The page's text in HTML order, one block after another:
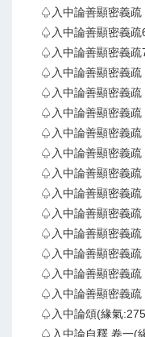
♤入中論善顯密義疏
♤入中論善顯密義疏
♤入中論善顯密義疏
♤入中論善顯密義
♤入中論善顯密義
♤入中論善顯密義
♤入中論善顯密義
♤入中論善顯密義
♤入中論善顯密義
♤入中論善顯密義
♤入中論善顯密義
♤入中論善顯密義
♤入中論善顯密義
♤入中論善顯密義
♤入中論善顯密義
♤入中論頌(緣氣
♤入中論自釋 卷一(